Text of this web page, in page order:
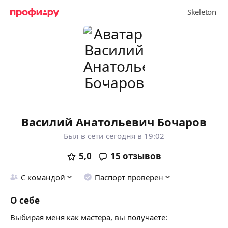
Василий Анатольевич Бочаров
Был в сети сегодня в 19:02
5,0 15 отзывов
С командой Паспорт проверен
О себе
Выбирая меня как мастера, вы получаете: